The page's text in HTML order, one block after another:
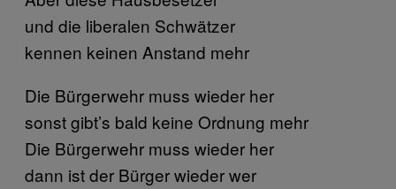
und die liberalen Schwätzer
kennen keinen Anstand mehr
Die Bürgerwehr muss wieder her
sonst gibt’s bald keine Ordnung mehr
Die Bürgerwehr muss wieder her
dann ist der Bürger wieder wer